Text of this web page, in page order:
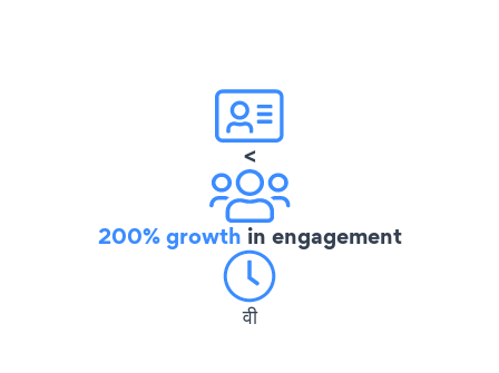
<
200% growth in engagement
वी